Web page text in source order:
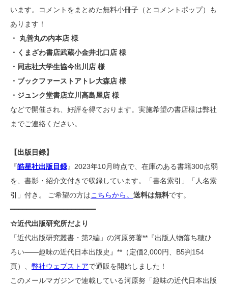
います。コメントをまとめた無料小冊子（とコメントポップ）も
あります！
・ 丸善丸の内本店 様
・くまざわ書店武蔵小金井北口店 様
・同志社大学生協今出川店 様
・ブックファーストアトレ大森店 様
・ジュンク堂書店立川高島屋店 様
などで開催され、好評を得ております。実施希望の書店様は弊社
までご連絡ください。
【出版目録】
『皓星社出版目録』2023年10月時点で、在庫のある書籍300点弱
を、書影・紹介文付きで収録しています。「書名索引」「人名索
引」付き。 ご希望の方はこちらから。 送料は無料です。
━━━━━━━━━━━━━━━━━━━━━
☆近代出版研究所だより
「近代出版研究叢書・第2編」の河原努著**『出版人物落ち穂ひ
ろい――趣味の近代日本出版史』**（定価2,000円、B5判154
頁）、 弊社ウェブストアで通販を開始しました！
このメールマガジンで連載している河原努「趣味の近代日本出版